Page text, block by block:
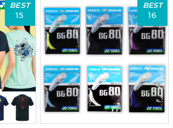
BEST
15
BEST
16